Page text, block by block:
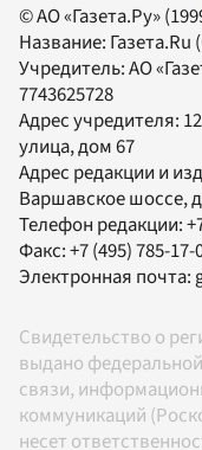
© АО «Газета.Ру»
Название: Газета.Ru
Учредитель:АО
7743625728
Адрес учредителя:
улица, дом 67
Адрес редакции и
Варшавское шоссе,
Телефон редакции:
Факс:+7 (495) 785-17-
Электронная почта:
Свидетельство о
выдано
связи,
коммуникаций
несет